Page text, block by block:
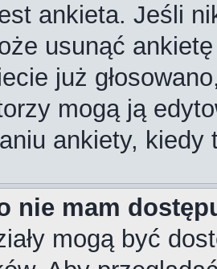
ankieta. Jeśli
usunąć
już
mogą ją
ankiety, kiedy
nie mam
mogą być